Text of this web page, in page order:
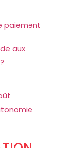
paiement
aux